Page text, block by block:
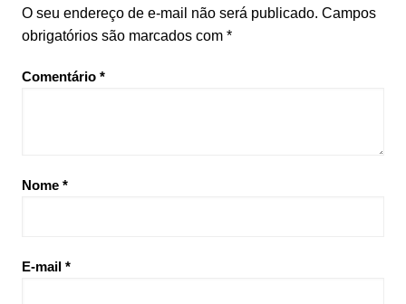
O seu endereço de e-mail não será publicado. Campos
obrigatórios são marcados com *
Comentário *
Nome *
E-mail *